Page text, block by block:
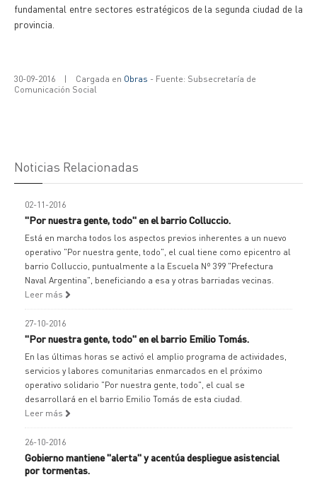
fundamental entre sectores estratégicos de la segunda ciudad de la
provincia.
30-09-2016 | Cargada en Obras - Fuente: Subsecretaría de
Comunicación Social
Noticias Relacionadas
02-11-2016
"Por nuestra gente, todo" en el barrio Colluccio.
Está en marcha todos los aspectos previos inherentes a un nuevo
operativo "Por nuestra gente, todo", el cual tiene como epicentro al
barrio Colluccio, puntualmente a la Escuela Nº 399 "Prefectura
Naval Argentina", beneficiando a esa y otras barriadas vecinas.
Leer más
27-10-2016
"Por nuestra gente, todo" en el barrio Emilio Tomás.
En las últimas horas se activó el amplio programa de actividades,
servicios y labores comunitarias enmarcados en el próximo
operativo solidario "Por nuestra gente, todo", el cual se
desarrollará en el barrio Emilio Tomás de esta ciudad.
Leer más
26-10-2016
Gobierno mantiene "alerta" y acentúa despliegue asistencial
por tormentas.